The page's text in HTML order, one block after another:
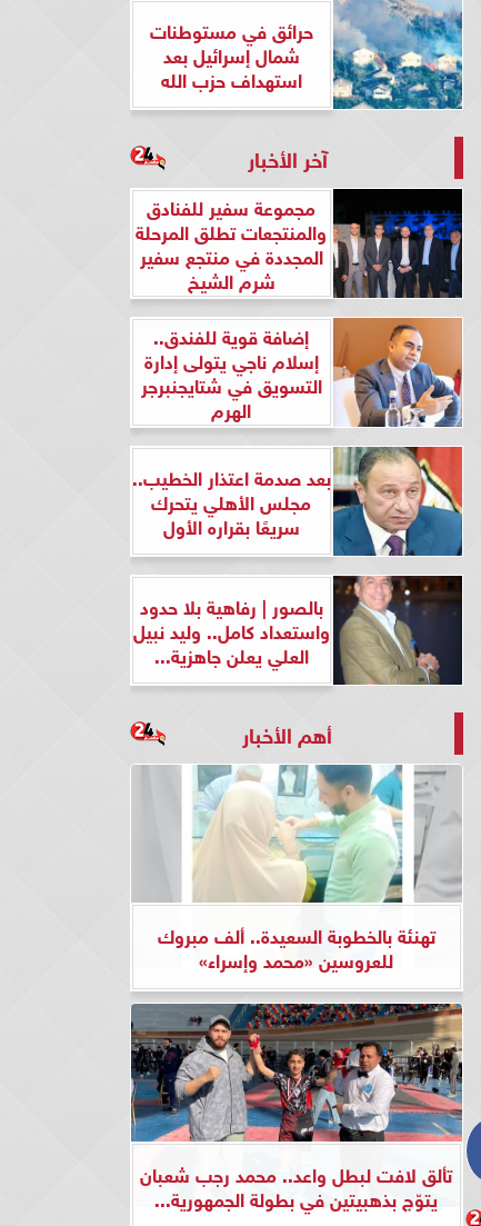
حرائق في مستوطنات
شمال إسرائيل بعد
استهداف حزب الله
آخر الأخبار
مجموعة سفير للفنادق
والمنتجعات تطلق المرحلة
المجددة في منتجع سفير
شرم الشيخ
إضافة قوية للفندق..
إسلام ناجي يتولى إدارة
التسويق في شتايجنبرجر
الهرم
بعد صدمة اعتذار الخطيب..
مجلس الأهلي يتحرك
سريعًا بقراره الأول
بالصور | رفاهية بلا حدود
واستعداد كامل.. وليد نبيل
العلي يعلن جاهزية...
أهم الأخبار
تهنئة بالخطوبة السعيدة.. ألف مبروك
للعروسين «محمد وإسراء»
تألق لافت لبطل واعد.. محمد رجب شعبان
يتوّج بذهبيتين في بطولة الجمهورية...